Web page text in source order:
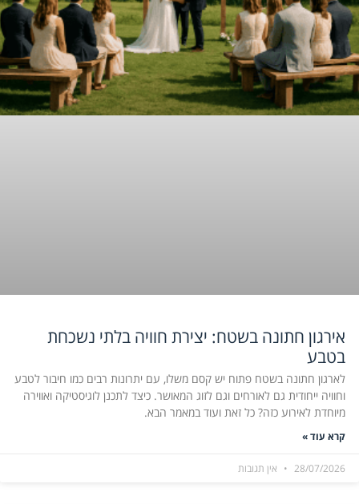
אירגון חתונה בשטח: יצירת חוויה בלתי נשכחת
בטבע
לארגון חתונה בשטח פתוח יש קסם משלו, עם יתרונות רבים כמו חיבור לטבע
וחוויה ייחודית גם לאורחים וגם לזוג המאושר. כיצד לתכנן לוגיסטיקה ואווירה
מיוחדת לאירוע כזה? כל זאת ועוד במאמר הבא.
קרא עוד »
28/07/2026 אין תגובות